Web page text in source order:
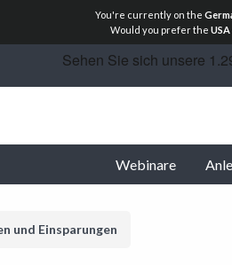
You're currently on the
Would you prefer the USA
Webinare
und Einsparungen